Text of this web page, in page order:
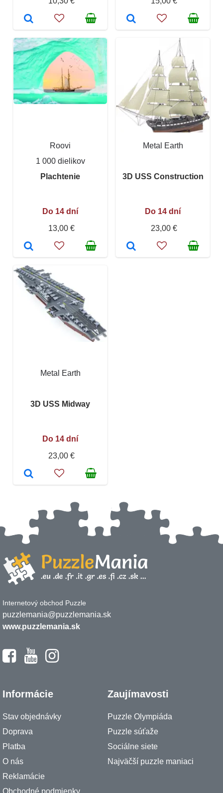
Roovi
1 000 dielikov
Plachtenie
Do 14 dní
13,00 €
Metal Earth
3D USS Construction
Do 14 dní
23,00 €
Metal Earth
3D USS Midway
Do 14 dní
23,00 €
Internetový obchod Puzzle
puzzlemania@puzzlemania.sk
www.puzzlemania.sk
Informácie
Stav objednávky
Doprava
Platba
O nás
Reklamácie
Obchodné podmienky
Zaujímavosti
Puzzle Olympiáda
Puzzle súťaže
Sociálne siete
Najväčší puzzle maniaci